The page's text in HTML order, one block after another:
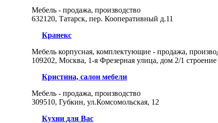
Мебель - продажа, производство
632120, Татарск, пер. Кооперативный д.11
Кранекс
Мебель корпусная, комплектующие - продажа,
109202, Москва, 1-я Фрезерная улица, дом 2/1 строение
Кристина, салон мебели
Мебель - продажа, производство
309510, Губкин, ул.Комсомольская, 12
Кухни для Вас